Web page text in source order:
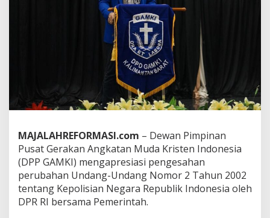
e
m
b
a
g
a
d
a
P
a
y
a
n
a
n
M
MAJALAHREFORMASI.com – Dewan Pimpinan
Pusat Gerakan Angkatan Muda Kristen Indonesia
(DPP GAMKI) mengapresiasi pengesahan
perubahan Undang-Undang Nomor 2 Tahun 2002
tentang Kepolisian Negara Republik Indonesia oleh
DPR RI bersama Pemerintah.